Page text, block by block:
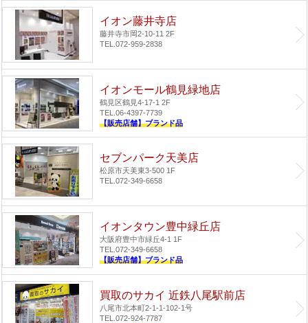
イオン藤井寺店
藤井寺市岡2-10-11 2F
TEL.072-959-2838
イオンモール鶴見緑地店
鶴見区鶴見4-17-1 2F
TEL.06-4397-7739
【販売店舗】ブランド品
セブンパーク天美店
松原市天美東3-500 1F
TEL.072-349-6658
イオンタウン豊中緑丘店
大阪府豊中市緑丘4-1 1F
TEL.072-349-6658
【販売店舗】ブランド品
買取のサカイ 近鉄八尾駅前店
八尾市北本町2-1-1-102-1号
TEL.072-924-7787